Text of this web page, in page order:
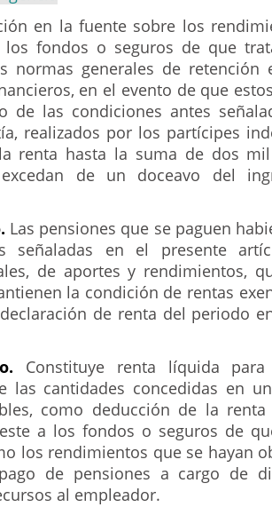
en la fuente sobre los
fondos o seguros de que
normas generales de retención
en el evento de que
de las condiciones antes
realizados por los partícipes
renta hasta la suma de dos mil
de un doceavo del
Las pensiones que se paguen
señaladas en el presente
de aportes y rendimientos,
la condición de rentas
de renta del periodo
Constituye renta líquida
las cantidades concedidas en
como deducción de la
a los fondos o seguros de
los rendimientos que se hayan
de pensiones a cargo de
al empleador.